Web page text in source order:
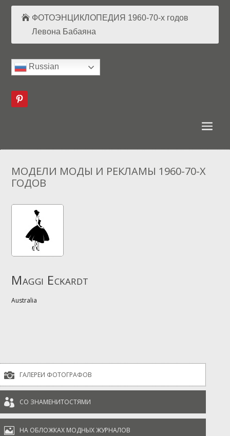
ФОТОЭНЦИКЛОПЕДИЯ 1960-70-х годов
Левона Бабаяна
Russian
МОДЕЛИ МОДЫ И РЕКЛАМЫ 1960-70-Х
ГОДОВ
Maggi Eckardt
Australia
 ГАЛЕРЕИ ФОТОГРАФОВ
 СО ЗНАМЕНИТОСТЯМИ
 НА ОБЛОЖКАХ МОДНЫХ ЖУРНАЛОВ